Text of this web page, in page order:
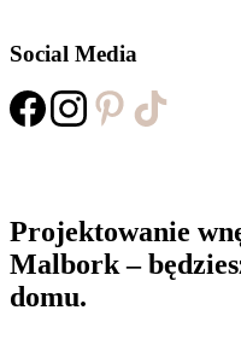
Social Media
Projektowanie
Malbork –
domu.